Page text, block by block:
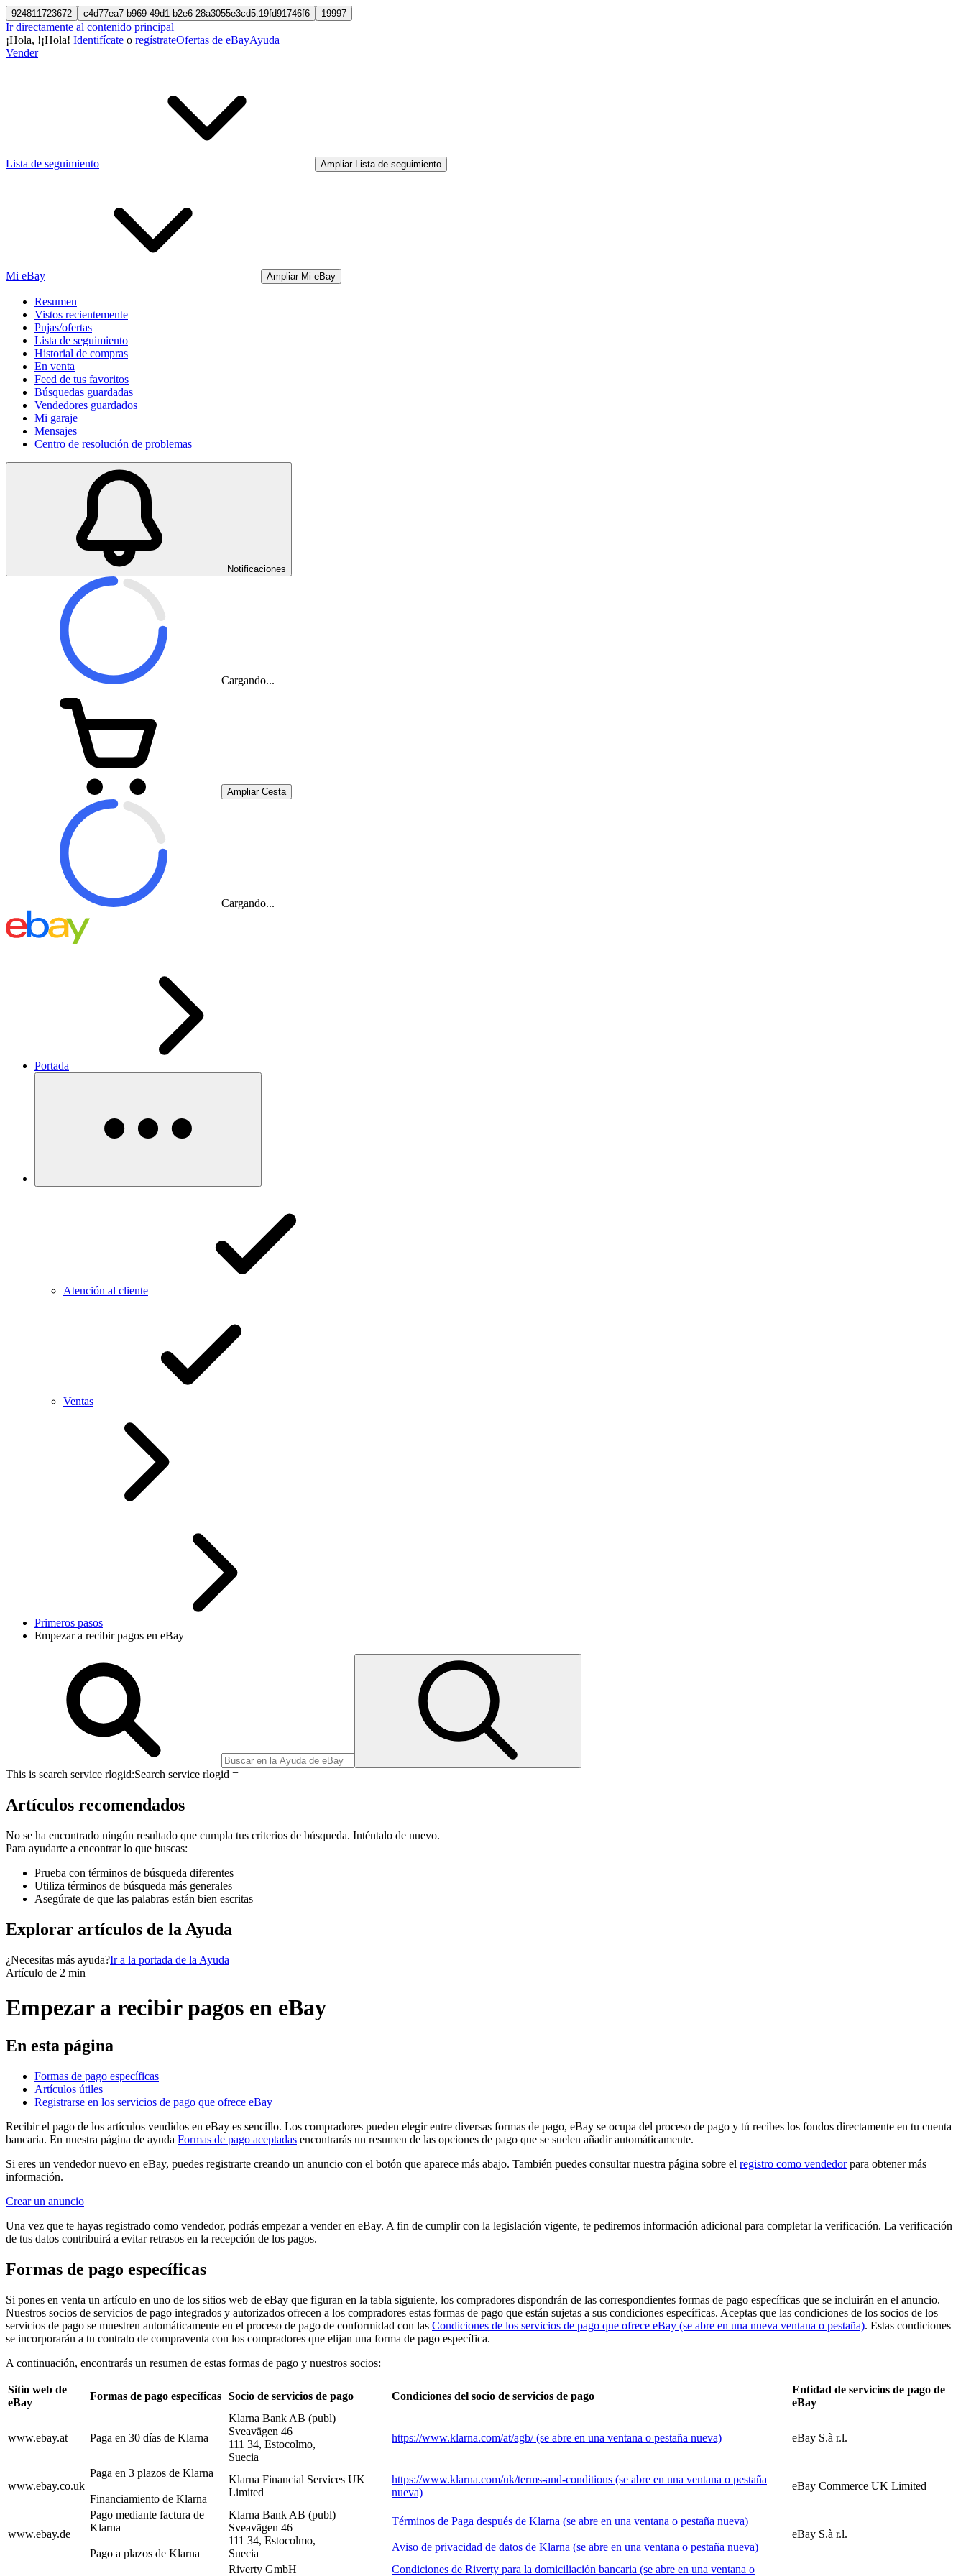
924811723672 c4d77ea7-b969-49d1-b2e6-28a3055e3cd5:19fd91746f6 19997
Ir directamente al contenido principal
¡Hola, !¡Hola! Identifícate o regístrateOfertas de eBayAyuda
Vender
Lista de seguimiento Ampliar Lista de seguimiento
Mi eBay Ampliar Mi eBay
Resumen
Vistos recientemente
Pujas/ofertas
Lista de seguimiento
Historial de compras
En venta
Feed de tus favoritos
Búsquedas guardadas
Vendedores guardados
Mi garaje
Mensajes
Centro de resolución de problemas
Notificaciones
Cargando...
Ampliar Cesta
Cargando...
Portada
Atención al cliente
Ventas
Primeros pasos
Empezar a recibir pagos en eBay
This is search service rlogid:Search service rlogid =
Artículos recomendados
No se ha encontrado ningún resultado que cumpla tus criterios de búsqueda. Inténtalo de nuevo.
Para ayudarte a encontrar lo que buscas:
Prueba con términos de búsqueda diferentes
Utiliza términos de búsqueda más generales
Asegúrate de que las palabras están bien escritas
Explorar artículos de la Ayuda
¿Necesitas más ayuda?Ir a la portada de la Ayuda
Artículo de 2 min
Empezar a recibir pagos en eBay
En esta página
Formas de pago específicas
Artículos útiles
Registrarse en los servicios de pago que ofrece eBay
Recibir el pago de los artículos vendidos en eBay es sencillo. Los compradores pueden elegir entre diversas formas de pago, eBay se ocupa del proceso de pago y tú recibes los fondos directamente en tu cuenta
bancaria. En nuestra página de ayuda Formas de pago aceptadas encontrarás un resumen de las opciones de pago que se suelen añadir automáticamente.
Si eres un vendedor nuevo en eBay, puedes registrarte creando un anuncio con el botón que aparece más abajo. También puedes consultar nuestra página sobre el registro como vendedorpara obtener más
información.
Crear un anuncio
Una vez que te hayas registrado como vendedor, podrás empezar a vender en eBay. A fin de cumplir con la legislación vigente, te pediremos información adicional para completar la verificación. La verificación
de tus datos contribuirá a evitar retrasos en la recepción de los pagos.
Formas de pago específicas
Si pones en venta un artículo en uno de los sitios web de eBay que figuran en la tabla siguiente, los compradores dispondrán de las correspondientes formas de pago específicas que se incluirán en el anuncio.
Nuestros socios de servicios de pago integrados y autorizados ofrecen a los compradores estas formas de pago que están sujetas a sus condiciones específicas. Aceptas que las condiciones de los socios de los
servicios de pago se muestren automáticamente en el proceso de pago de conformidad con las Condiciones de los servicios de pago que ofrece eBay (se abre en una nueva ventana o pestaña). Estas condiciones
se incorporarán a tu contrato de compraventa con los compradores que elijan una forma de pago específica.
A continuación, encontrarás un resumen de estas formas de pago y nuestros socios:
Sitio web de
eBay
Formas de pago específicas Socio de servicios de pago Condiciones del socio de servicios de pago
Entidad de servicios de pago de
eBay
www.ebay.at Paga en 30 días de Klarna
Klarna Bank AB (publ)
Sveavägen 46
111 34, Estocolmo,
Suecia
https://www.klarna.com/at/agb/(se abre en una ventana o pestaña nueva) eBay S.à r.l.
www.ebay.co.uk
Paga en 3 plazos de Klarna
Financiamiento de Klarna
Klarna Financial Services UK
Limited
https://www.klarna.com/uk/terms-and-conditions (se abre en una ventana o pestaña
nueva)
eBay Commerce UK Limited
www.ebay.de
Pago mediante factura de
Klarna
Pago a plazos de Klarna
Klarna Bank AB (publ)
Sveavägen 46
111 34, Estocolmo,
Suecia
Términos de Paga después de Klarna (se abre en una ventana o pestaña nueva)
Aviso de privacidad de datos de Klarna (se abre en una ventana o pestaña nueva)
eBay S.à r.l.
Riverty GmbH Condiciones de Riverty para la domiciliación bancaria (se abre en una ventana o